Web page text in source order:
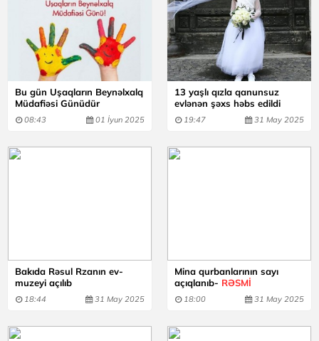
Bu gün Uşaqların Beynəlxalq
Müdafiəsi Günüdür
08:43 01 İyun 2025
13 yaşlı qızla qanunsuz
evlənən şəxs həbs edildi
19:47 31 May 2025
Bakıda Rəsul Rzanın ev-
muzeyi açılıb
18:44 31 May 2025
Mina qurbanlarının sayı
açıqlanıb- RƏSMİ
18:00 31 May 2025